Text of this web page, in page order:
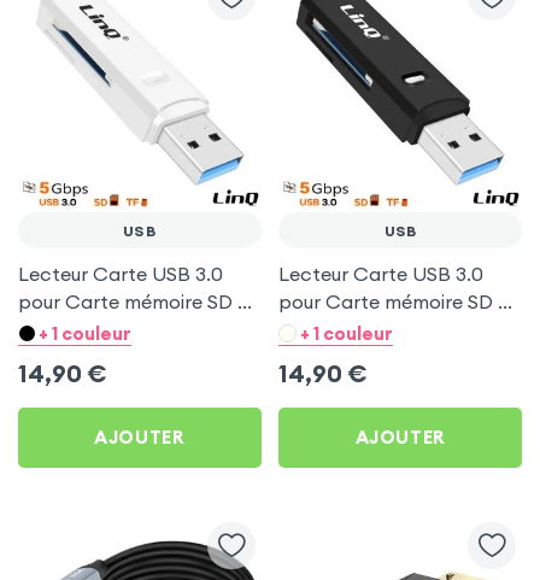
USB
Lecteur Carte USB 3.0
pour Carte mémoire SD et
micro-SD - Transfert
Blanc
+ 1 couleur
14,90 €
AJOUTER
USB
Lecteur Carte USB 3.0
pour Carte mémoire SD et
micro-SD - Transfert
+ 1 couleur
14,90 €
AJOUTER